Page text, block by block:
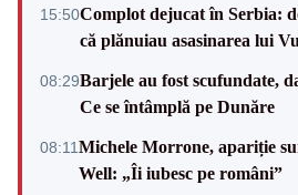
15:50Complot dejucat în Serbia:
că plănuiau asasinarea lui
08:29Barjele au fost scufundate,
Ce se întâmplă pe Dunăre
08:11Michele Morrone, apariție
Well: „Îi iubesc pe români”